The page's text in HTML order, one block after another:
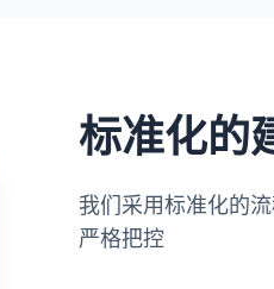
标准化的
我们采用标准化的
严格把控